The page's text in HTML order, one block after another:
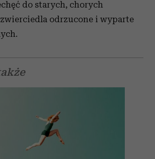
do starych, chorych
odrzucone i wyparte